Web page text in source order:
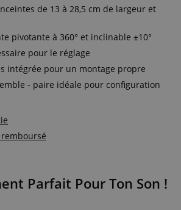
de 13 à 28,5 cm de largeur et
pivotante à 360° et inclinable ±10°
pour le réglage
intégrée pour un montage propre
- paire idéale pour configuration
Parfait Pour Ton Son !